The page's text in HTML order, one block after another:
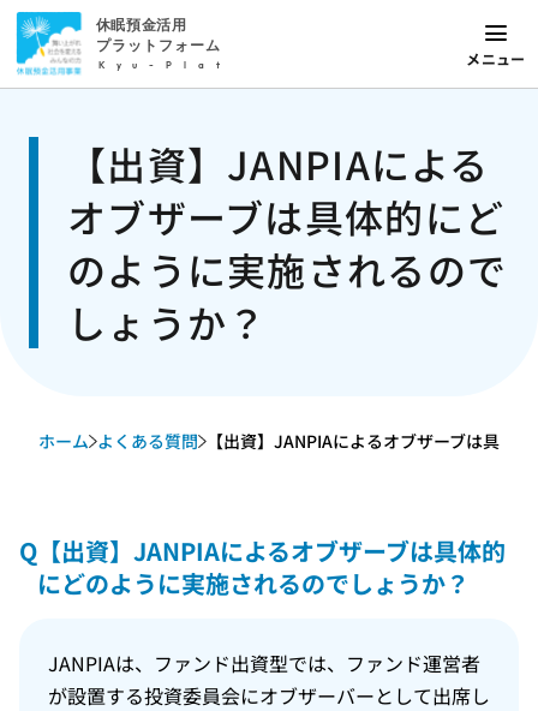
休眠預金活用
プラットフォーム
Kyu-Plat メニュー
【出資】JANPIAによる
オブザーブは具体的にど
のように実施されるので
しょうか？
ホーム よくある質問 【出資】JANPIAによるオブザーブは具体
Q 【出資】JANPIAによるオブザーブは具体的
にどのように実施されるのでしょうか？
JANPIAは、ファンド出資型では、ファンド運営者
が設置する投資委員会にオブザーバーとして出席し